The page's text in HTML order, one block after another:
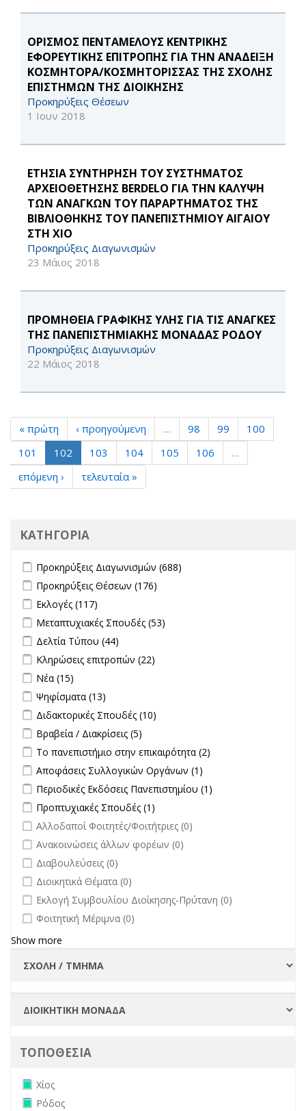
ΟΡΙΣΜΟΣ ΠΕΝΤΑΜΕΛΟΥΣ ΚΕΝΤΡΙΚΗΣ
ΕΦΟΡΕΥΤΙΚΗΣ ΕΠΙΤΡΟΠΗΣ ΓΙΑ ΤΗΝ ΑΝΑΔΕΙΞΗ
ΚΟΣΜΗΤΟΡΑ/ΚΟΣΜΗΤΟΡΙΣΣΑΣ ΤΗΣ ΣΧΟΛΗΣ
ΕΠΙΣΤΗΜΩΝ ΤΗΣ ΔΙΟΙΚΗΣΗΣ
Προκηρύξεις Θέσεων
1 Ιουν 2018
ΕΤΗΣΙΑ ΣΥΝΤΗΡΗΣΗ ΤΟΥ ΣΥΣΤΗΜΑΤΟΣ
ΑΡΧΕΙΟΘΕΤΗΣΗΣ BERDELO ΓΙΑ ΤΗΝ ΚΑΛΥΨΗ
ΤΩΝ ΑΝΑΓΚΩΝ ΤΟΥ ΠΑΡΑΡΤΗΜΑΤΟΣ ΤΗΣ
ΒΙΒΛΙΟΘΗΚΗΣ ΤΟΥ ΠΑΝΕΠΙΣΤΗΜΙΟΥ ΑΙΓΑΙΟΥ
ΣΤΗ ΧΙΟ
Προκηρύξεις Διαγωνισμών
23 Μάιος 2018
ΠΡΟΜΗΘΕΙΑ ΓΡΑΦΙΚΗΣ ΥΛΗΣ ΓΙΑ ΤΙΣ ΑΝΑΓΚΕΣ
ΤΗΣ ΠΑΝΕΠΙΣΤΗΜΙΑΚΗΣ ΜΟΝΑΔΑΣ ΡΟΔΟΥ
Προκηρύξεις Διαγωνισμών
22 Μάιος 2018
« πρώτη ‹ προηγούμενη … 98 99
100
101
102 103 104 105 106
…
επόμενη ›
τελευταία »
ΚΑΤΗΓΟΡΙΑ
Apply Προκηρύξεις Διαγωνισμών filter
Προκηρύξεις Διαγωνισμών (688)
Apply Προκηρύξεις Θέσεων filter
Προκηρύξεις Θέσεων (176)
Apply Εκλογές filter
Εκλογές (117)
Apply Μεταπτυχιακές Σπουδές filter
Μεταπτυχιακές Σπουδές (53)
Apply Δελτία Τύπου filter
Δελτία Τύπου (44)
Apply Κληρώσεις επιτροπών filter
Κληρώσεις επιτροπών (22)
Apply Νέα filter
Νέα (15)
Apply Ψηφίσματα filter
Ψηφίσματα (13)
Apply Διδακτορικές Σπουδές filter
Διδακτορικές Σπουδές (10)
Apply Βραβεία / Διακρίσεις filter
Βραβεία / Διακρίσεις (5)
Apply Το πανεπιστήμιο στην επικαιρότητα filter
Το πανεπιστήμιο στην επικαιρότητα (2)
Apply Αποφάσεις Συλλογικών Οργάνων filter
Αποφάσεις Συλλογικών Οργάνων (1)
Οργάνων filter
Apply Περιοδικές Εκδόσεις Πανεπιστημίου filter
Περιοδικές Εκδόσεις Πανεπιστημίου (1)
Apply Προπτυχιακές Σπουδές filter
Προπτυχιακές Σπουδές (1)
undefined
Αλλοδαποί Φοιτητές/Φοιτήτριες (0)
undefined
Ανακοινώσεις άλλων φορέων (0)
undefined
Διαβουλεύσεις (0)
undefined
Διοικητικά Θέματα (0)
undefined
Εκλογή Συμβουλίου Διοίκησης-Πρύτανη (0)
undefined
Φοιτητική Μέριμνα (0)
Show more
ΤΟΠΟΘΕΣΙΑ
Remove Χίος filter
Χίος
Remove Ρόδος filter
Ρόδος